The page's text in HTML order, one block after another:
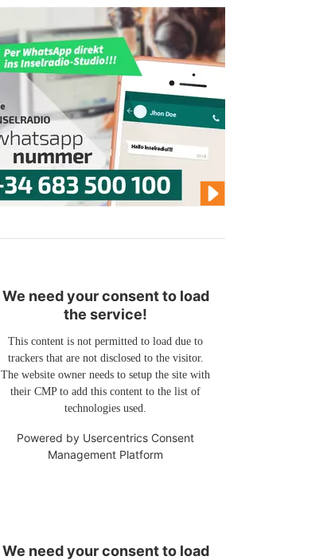
We need your consent to load
the service!
This content is not permitted to load due to
trackers that are not disclosed to the visitor.
The website owner needs to setup the site with
their CMP to add this content to the list of
technologies used.
Powered by Usercentrics Consent
Management Platform
We need your consent to load